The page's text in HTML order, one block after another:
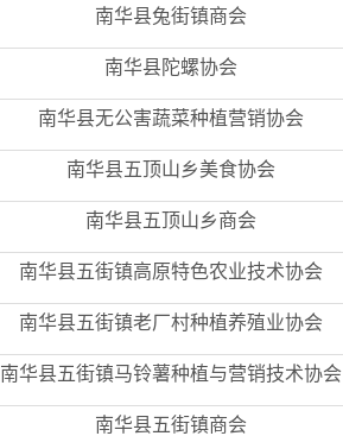
南华县兔街镇商会
南华县陀螺协会
南华县无公害蔬菜种植营销协会
南华县五顶山乡美食协会
南华县五顶山乡商会
南华县五街镇高原特色农业技术协会
南华县五街镇老厂村种植养殖业协会
南华县五街镇马铃薯种植与营销技术协会
南华县五街镇商会